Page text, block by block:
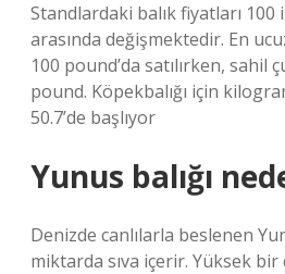
Standlardaki balık fiyatları 100
arasında değişmektedir. En
100 pound’da satılırken, sahil
pound. Köpekbalığı için
50.7’de başlıyor
Yunus balığı
Denizde canlılarla beslenen
miktarda sıva içerir. Yüksek bir